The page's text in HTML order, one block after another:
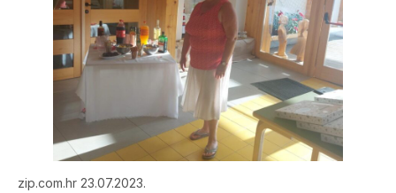
zip.com.hr 23.07.2023.